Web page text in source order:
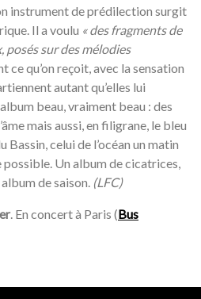
instrument de prédilection surgit
Il a voulu «des fragments de
posés sur des mélodies
ce qu’on reçoit, avec la sensation
autant qu’elles lui
beau, vraiment beau : des
mais aussi, en filigrane, le bleu
Bassin, celui de l’océan un matin
Un album de cicatrices,
de saison. (LFC)
. En concert à Paris (Bus